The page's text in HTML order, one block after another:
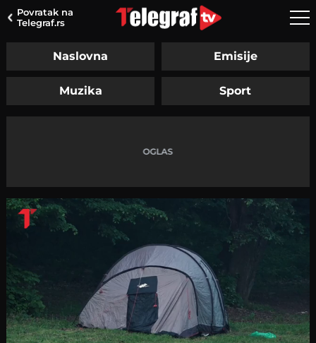
Povratak na
Telegraf.rs
Naslovna Emisije
Muzika Sport